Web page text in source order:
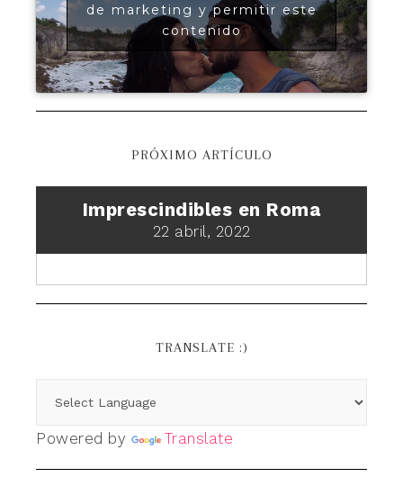
de marketing y permitir este
contenido
PRÓXIMO ARTÍCULO
Imprescindibles en Roma
22 abril, 2022
TRANSLATE :)
Powered by Translate